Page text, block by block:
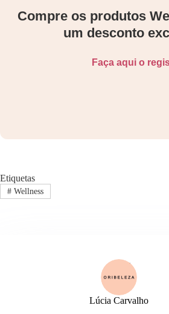
Compre os produtos
um desconto
Faça aqui o
Etiquetas
#Wellness
Lúcia Carvalho